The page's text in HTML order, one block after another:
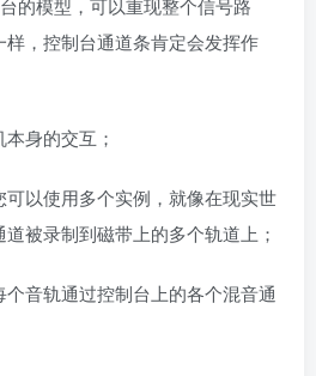
的模型，可以重现整个信号路
，控制台通道条肯定会发挥作
身的交互；
可以使用多个实例，就像在现实世
被录制到磁带上的多个轨道上；
音轨通过控制台上的各个混音通